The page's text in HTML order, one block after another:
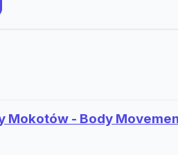
Mokotów - Body